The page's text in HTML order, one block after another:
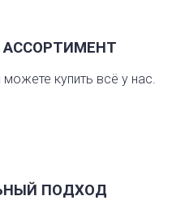
купить всё у нас.
ПОДХОД